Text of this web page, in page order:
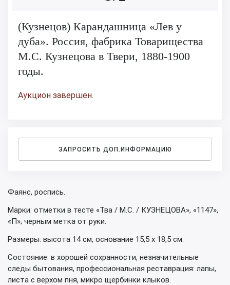
(Кузнецов) Карандашница «Лев у
дуба». Россия, фабрика Товарищества
М.С. Кузнецова в Твери, 1880-1900
годы.
Аукцион завершен.
ЗАПРОСИТЬ ДОП.ИНФОРМАЦИЮ
Фаянс, роспись.
Марки: отметки в тесте «Тва / М.С. / КУЗНЕЦОВА», «1147»,
«П»; черным метка от руки.
Размеры: высота 14 см, основание 15,5 х 18,5 см.
Состояние: в хорошей сохранности, незначительные
следы бытования, профессиональная реставрация: лапы,
листа с верхом пня, микро щербинки клыков.